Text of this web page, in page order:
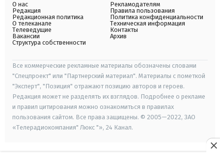
О нас
Редакция
Редакционная политика
О телеканале
Телеведущие
Вакансии
Структура собственности
Рекламодателям
Правила пользования
Политика конфиденциальности
Техническая информация
Контакты
Архив
Все коммерческие рекламные материалы обозначены словами
"Спецпроект" или "Партнерский материал". Материалы с пометкой
"Эксперт", "Позиция" отражают позицию авторов и героев.
Редакция может не разделять их взглядов. Подробнее о рекламе
и правил цитирования можно ознакомиться в правилах
пользования сайтом. Все права защищены. © 2005—2022, ЗАО
«Телерадиокомпания" Люкс "», 24 Канал.